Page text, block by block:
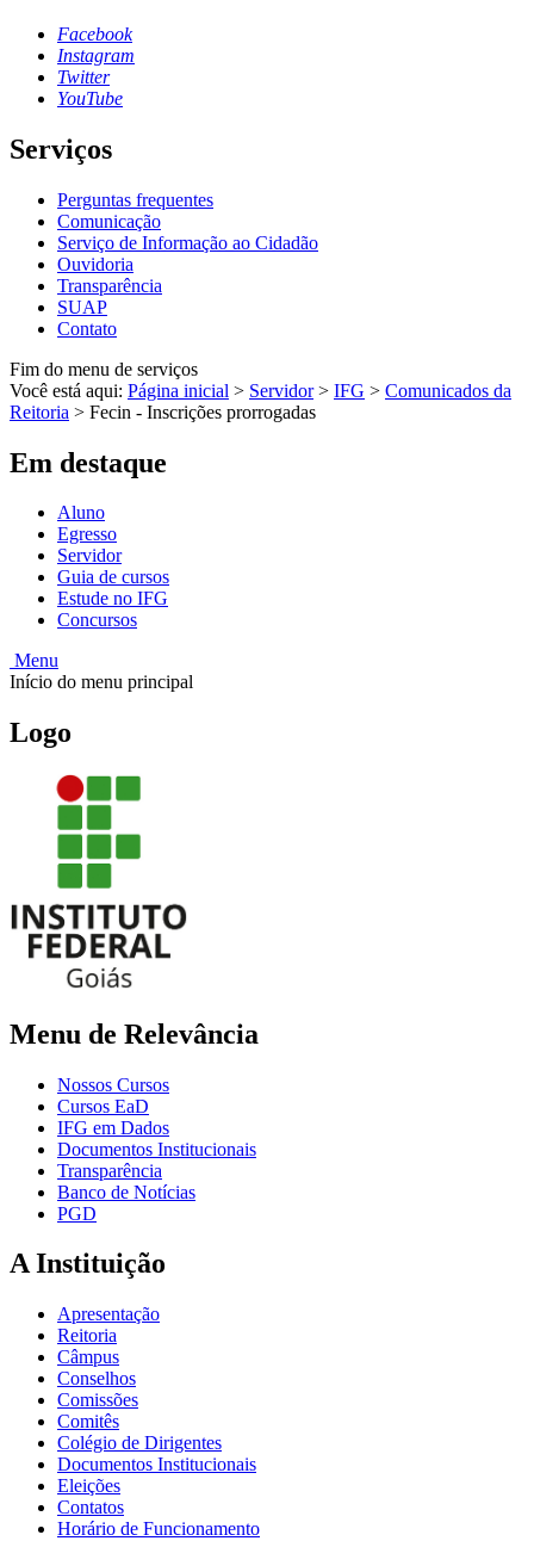
Facebook
Instagram
Twitter
YouTube
Serviços
Perguntas frequentes
Comunicação
Serviço de Informação ao Cidadão
Ouvidoria
Transparência
SUAP
Contato
Fim do menu de serviços
Você está aqui: Página inicial > Servidor > IFG > Comunicados da
Reitoria > Fecin - Inscrições prorrogadas
Em destaque
Aluno
Egresso
Servidor
Guia de cursos
Estude no IFG
Concursos
Menu
Início do menu principal
Logo
Menu de Relevância
Nossos Cursos
Cursos EaD
IFG em Dados
Documentos Institucionais
Transparência
Banco de Notícias
PGD
A Instituição
Apresentação
Reitoria
Câmpus
Conselhos
Comissões
Comitês
Colégio de Dirigentes
Documentos Institucionais
Eleições
Contatos
Horário de Funcionamento